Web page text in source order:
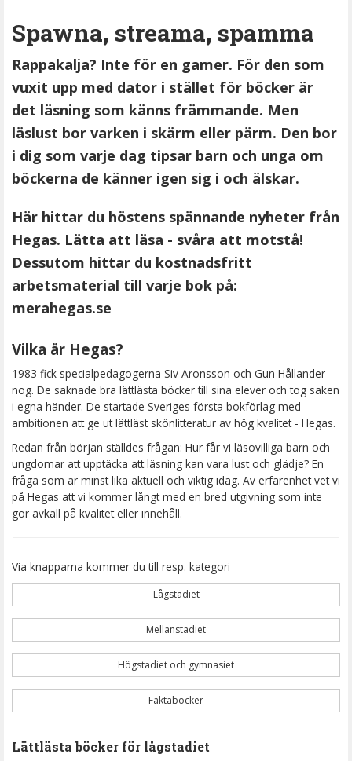
Spawna, streama, spamma
Rappakalja? Inte för en gamer. För den som
vuxit upp med dator i stället för böcker är
det läsning som känns främmande. Men
läslust bor varken i skärm eller pärm. Den bor
i dig som varje dag tipsar barn och unga om
böckerna de känner igen sig i och älskar.
Här hittar du höstens spännande nyheter från
Hegas. Lätta att läsa - svåra att motstå!
Dessutom hittar du kostnadsfritt
arbetsmaterial till varje bok på:
merahegas.se
Vilka är Hegas?
1983 fick specialpedagogerna Siv Aronsson och Gun Hållander
nog. De saknade bra lättlästa böcker till sina elever och tog saken
i egna händer. De startade Sveriges första bokförlag med
ambitionen att ge ut lättläst skönlitteratur av hög kvalitet - Hegas.
Redan från början ställdes frågan: Hur får vi läsovilliga barn och
ungdomar att upptäcka att läsning kan vara lust och glädje? En
fråga som är minst lika aktuell och viktig idag. Av erfarenhet vet vi
på Hegas att vi kommer långt med en bred utgivning som inte
gör avkall på kvalitet eller innehåll.
Via knapparna kommer du till resp. kategori
Lågstadiet
Mellanstadiet
Högstadiet och gymnasiet
Faktaböcker
Lättlästa böcker för lågstadiet